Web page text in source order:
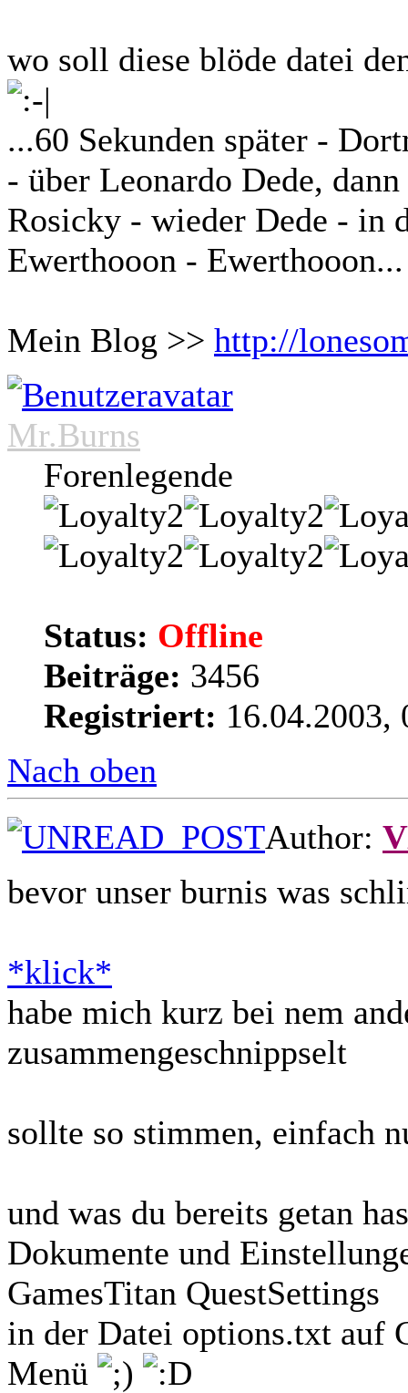
wo soll diese blöde datei
...60 Sekunden später -
- über Leonardo Dede,
Rosicky - wieder Dede - in
Ewerthooon - Ewerthooon...
Mein Blog >> http://
Mr.Burns
Forenlegende
Status: Offline
Beiträge: 3456
Registriert: 16.04.2003,
Nach oben
Author:
bevor unser burnis was
*klick*
habe mich kurz bei nem
zusammengeschnippselt
sollte so stimmen, einfach
und was du bereits getan
Dokumente und
GamesTitan QuestSettings
in der Datei options.txt auf
Menü